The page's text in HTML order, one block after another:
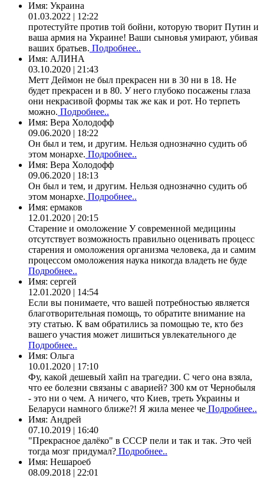
Имя: Украина
01.03.2022 | 12:22
протестуйте против той бойни, которую творит Путин и
ваша армия на Украине! Ваши сыновья умирают, убивая
ваших братьев. Подробнее..
Имя: АЛИНА
03.10.2020 | 21:43
Метт Деймон не был прекрасен ни в 30 ни в 18. Не
будет прекрасен и в 80. У него глубоко посажены глаза
они некрасивой формы так же как и рот. Но терпеть
можно. Подробнее..
Имя: Вера Холодофф
09.06.2020 | 18:22
Он был и тем, и другим. Нельзя однозначно судить об
этом монархе. Подробнее..
Имя: Вера Холодофф
09.06.2020 | 18:13
Он был и тем, и другим. Нельзя однозначно судить об
этом монархе. Подробнее..
Имя: ермаков
12.01.2020 | 20:15
Старение и омоложение У современной медицины
отсутствует возможность правильно оценивать процесс
старения и омоложения организма человека, да и самим
процессом омоложения наука никогда владеть не буде
Подробнее..
Имя: сергей
12.01.2020 | 14:54
Если вы понимаете, что вашей потребностью является
благотворительная помощь, то обратите внимание на
эту статью. К вам обратились за помощью те, кто без
вашего участия может лишиться увлекательного де
Подробнее..
Имя: Ольга
10.01.2020 | 17:10
Фу, какой дешевый хайп на трагедии. С чего она взяла,
что ее болезни связаны с аварией? 300 км от Чернобыля
- это ни о чем. А ничего, что Киев, треть Украины и
Беларуси намного ближе?! Я жила менее че Подробнее..
Имя: Андрей
07.10.2019 | 16:40
"Прекрасное далёко" в СССР пели и так и так. Это чей
тогда мозг придумал? Подробнее..
Имя: Нешароеб
08.09.2018 | 22:01